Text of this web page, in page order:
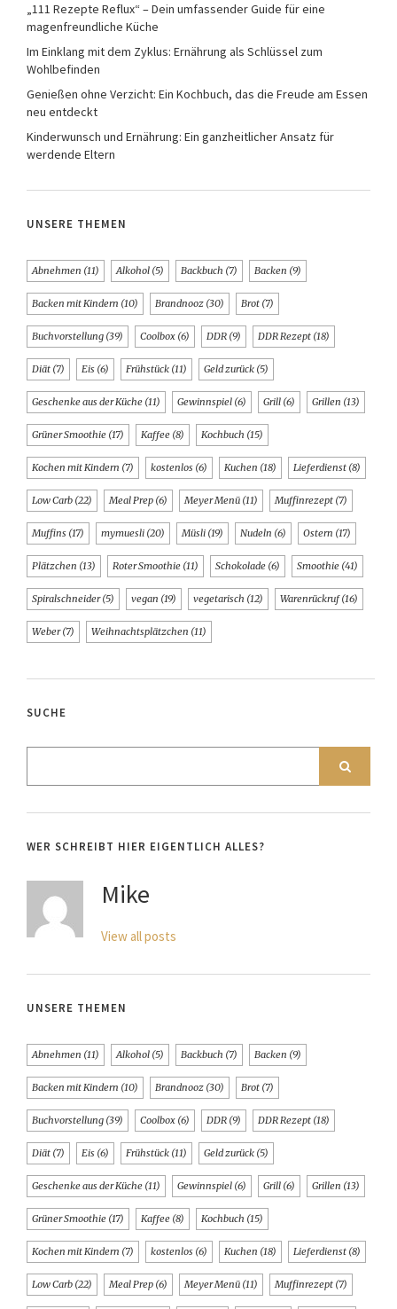
„111 Rezepte Reflux“ – Dein umfassender Guide für eine
magenfreundliche Küche
Im Einklang mit dem Zyklus: Ernährung als Schlüssel zum
Wohlbefinden
Genießen ohne Verzicht: Ein Kochbuch, das die Freude am Essen
neu entdeckt
Kinderwunsch und Ernährung: Ein ganzheitlicher Ansatz für
werdende Eltern
UNSERE THEMEN
Abnehmen (11) Alkohol (5) Backbuch (7) Backen (9)
Backen mit Kindern (10) Brandnooz (30) Brot (7)
Buchvorstellung (39) Coolbox (6) DDR (9) DDR Rezept (18)
Diät (7) Eis (6) Frühstück (11) Geld zurück (5)
Geschenke aus der Küche (11) Gewinnspiel (6) Grill (6) Grillen (13)
Grüner Smoothie (17) Kaffee (8) Kochbuch (15)
Kochen mit Kindern (7) kostenlos (6) Kuchen (18) Lieferdienst (8)
Low Carb (22) Meal Prep (6) Meyer Menü (11) Muffinrezept (7)
Muffins (17) mymuesli (20) Müsli (19) Nudeln (6) Ostern (17)
Plätzchen (13) Roter Smoothie (11) Schokolade (6) Smoothie (41)
Spiralschneider(5) vegan (19) vegetarisch (12) Warenrückruf(16)
Weber(7) Weihnachtsplätzchen (11)
SUCHE
WER SCHREIBT HIER EIGENTLICH ALLES?
Mike
View all posts
UNSERE THEMEN
Abnehmen (11) Alkohol (5) Backbuch (7) Backen (9)
Backen mit Kindern (10) Brandnooz (30) Brot (7)
Buchvorstellung (39) Coolbox (6) DDR (9) DDR Rezept (18)
Diät (7) Eis (6) Frühstück (11) Geld zurück (5)
Geschenke aus der Küche (11) Gewinnspiel (6) Grill (6) Grillen (13)
Grüner Smoothie (17) Kaffee (8) Kochbuch (15)
Kochen mit Kindern (7) kostenlos (6) Kuchen (18) Lieferdienst (8)
Low Carb (22) Meal Prep (6) Meyer Menü (11) Muffinrezept (7)